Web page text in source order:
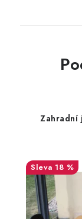
Zahradní
18 %